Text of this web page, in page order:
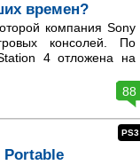
времен?
компания Sony
консолей. По
4 отложена на
88
PS3
Portable